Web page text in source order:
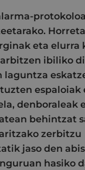
eta elurra
ibiliko
espaloiak
denboraleak
behintzat
zerbitzu
jaso den
hasiko